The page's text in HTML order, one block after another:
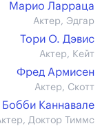
Марио Ларраца
Актер, Эдгар
Тори О. Дэвис
Актер, Кейт
Фред Армисен
Актер, Скотт
Бобби Каннавале
Доктор Тиммс